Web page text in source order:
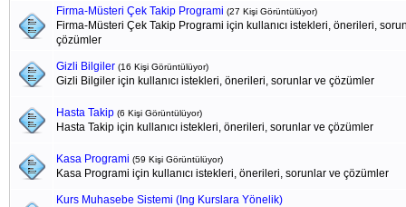
Firma-Müsteri Çek Takip Programi (27 Kişi Görüntülüyor)
Firma-Müsteri Çek Takip Programi için kullanıcı istekleri, önerileri,
çözümler
Gizli Bilgiler (16 Kişi Görüntülüyor)
Gizli Bilgiler için kullanıcı istekleri, önerileri, sorunlar ve çözümler
Hasta Takip (6 Kişi Görüntülüyor)
Hasta Takip için kullanıcı istekleri, önerileri, sorunlar ve çözümler
Kasa Programi (59 Kişi Görüntülüyor)
Kasa Programi için kullanıcı istekleri, önerileri, sorunlar ve çözümler
Kurs Muhasebe Sistemi (Ing Kurslara Yönelik)